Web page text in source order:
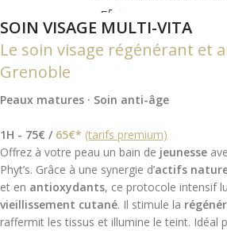
matures. Ambiance feutrée,
senteurs subtiles et épicées
SOIN VISAGE MULTI-VITA
Le soin visage régénérant et
Grenoble
Peaux matures · Soin anti-âge
1H - 75€ / 65€* (tarifs premium)
Offrez à votre peau un bain de jeunesse
Phyt’s. Grâce à une synergie d’actifs
et en antioxydants, ce protocole intensif
vieillissement cutané. Il stimule la
raffermit les tissus et illumine le teint. Idéal